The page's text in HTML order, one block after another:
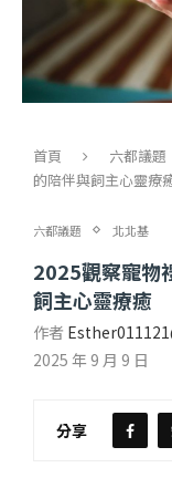
首頁 六都議題
的陪伴與飼主心靈療
六都議題 北北基
2025觀察寵物
飼主心靈療癒
作者
2025 年 9 月 9 日
分享